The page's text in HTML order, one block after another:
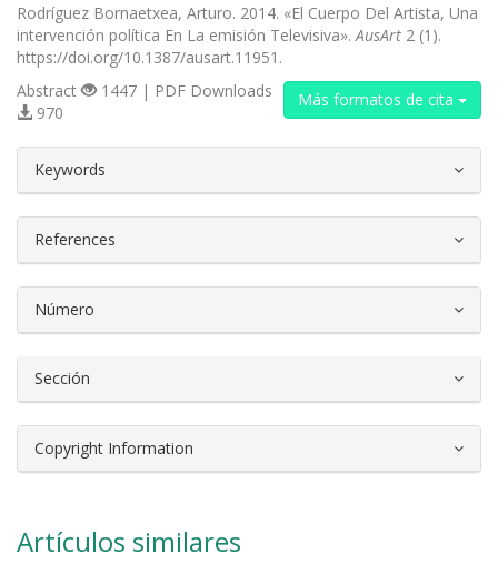
Rodríguez Bornaetxea, Arturo. 2014. «El Cuerpo Del Artista, Una
intervención política En La emisión Televisiva». AusArt 2 (1).
https://doi.org/10.1387/ausart.11951.
Más formatos de cita
Abstract
1447 | PDF Downloads
970
Keywords
References
Número
Sección
Copyright Information
Artículos similares